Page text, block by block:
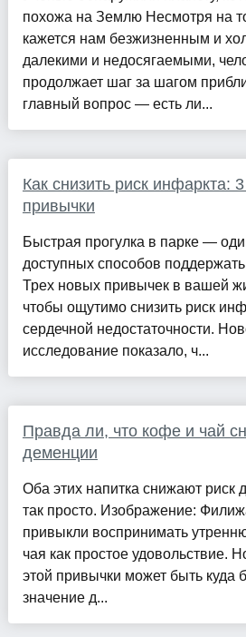
похожа на Землю Несмотря на
кажется нам безжизненным и
далекими и недосягаемыми,
продолжает шаг за шагом
главный вопрос — есть ли...
Как снизить риск инфаркта:
привычки
Быстрая прогулка в парке —
доступных способов
Трех новых привычек в вашей
чтобы ощутимо снизить риск
сердечной недостаточности.
исследование показало, ч...
Правда ли, что кофе и чай
деменции
Оба этих напитка снижают риск
так просто. Изображение:
привыкли воспринимать
чая как простое удовольствие.
этой привычки может быть куда
значение д...